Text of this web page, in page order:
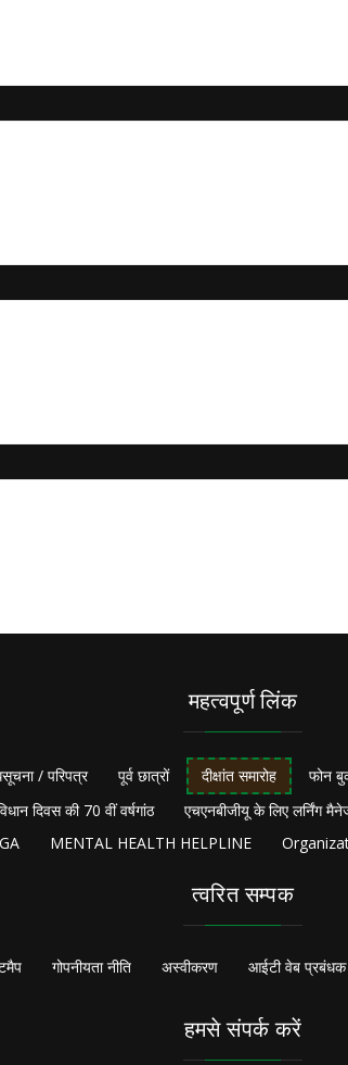
महत्वपूर्ण लिंक
/ परिपत्र पूर्व छात्रों दीक्षांत समारोह फोन
दिवस की 70 वीं वर्षगांठ एचएनबीजीयू के लिए लर्निंग
MENTAL HEALTH HELPLINE
त्वरित सम्पक
गोपनीयता नीति अस्वीकरण आईटी वेब प्रबंधक
हमसे संपर्क करें